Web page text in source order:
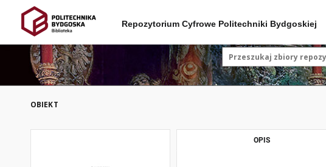
Repozytorium Cyfrowe Politechniki Bydgoskiej
OBIEKT
OPIS